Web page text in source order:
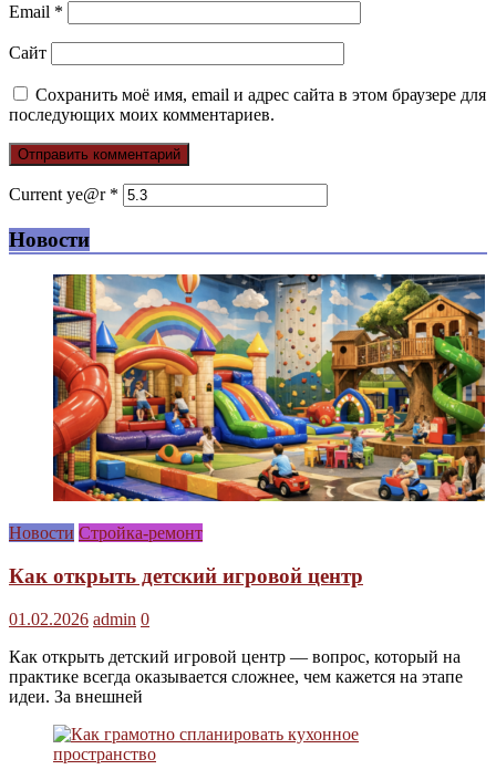
Email *
Сайт
Сохранить моё имя, email и адрес сайта в этом браузере для
последующих моих комментариев.
Current ye@r *
Новости
Новости Стройка-ремонт
Как открыть детский игровой центр
01.02.2026 admin 0
Как открыть детский игровой центр — вопрос, который на
практике всегда оказывается сложнее, чем кажется на этапе
идеи. За внешней